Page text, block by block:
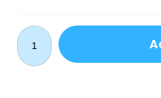
de
Natation
Hydro